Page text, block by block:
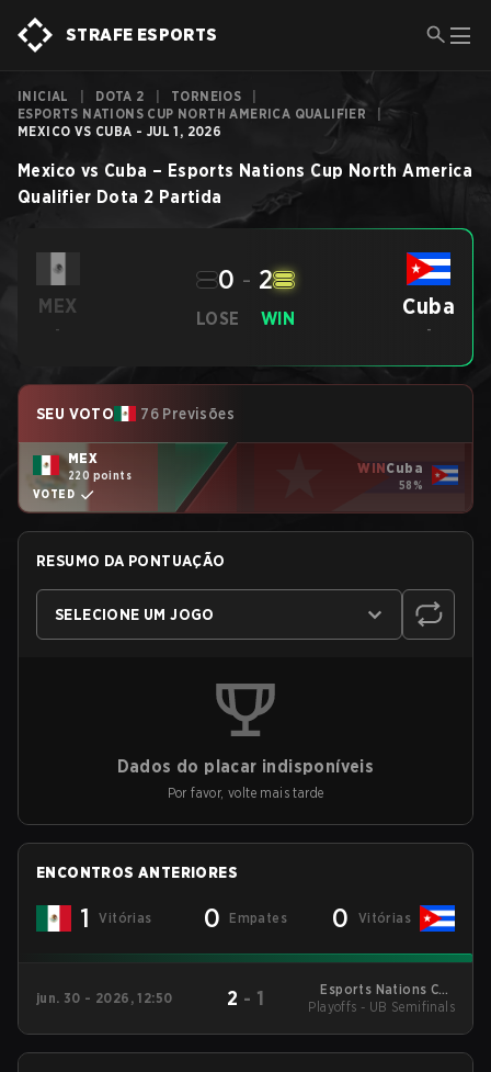
STRAFE ESPORTS
INICIAL DOTA 2 TORNEIOS
ESPORTS NATIONS CUP NORTH AMERICA QUALIFIER
MEXICO VS CUBA - JUL 1, 2026
Mexico vs Cuba – Esports Nations Cup North America
Qualifier Dota 2 Partida
MEX
-
LOSE
0 - 2
WIN Cuba
-
SEU VOTO 76 Previsões
MEX
220 points
VOTED
WINCuba
58%
RESUMO DA PONTUAÇÃO
SELECIONE UM JOGO
Dados do placar indisponíveis
Por favor, volte mais tarde
ENCONTROS ANTERIORES
1 Vitórias 0 Empates 0 Vitórias
jun. 30 - 2026, 12:50 2 - 1
Esports Nations Cup
North America
Playoffs - UB Semifinals